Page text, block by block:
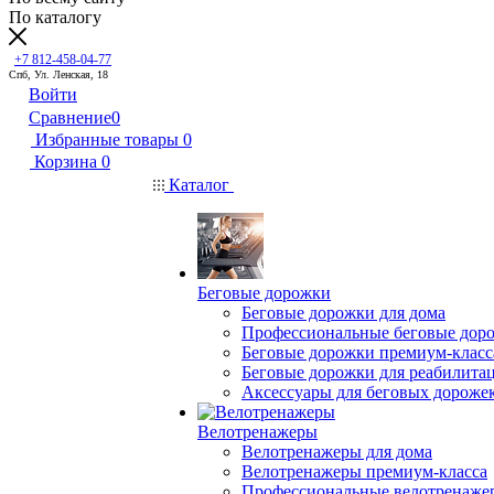
По каталогу
+7 812-458-04-77
Спб, Ул. Ленская, 18
Войти
Сравнение0
Избранные товары 0
Корзина 0
Каталог
Беговые дорожки
Беговые дорожки для дома
Профессиональные беговые
Беговые дорожки премиум-
Беговые дорожки для
Аксессуары для беговых
Велотренажеры
Велотренажеры для дома
Велотренажеры премиум-класса